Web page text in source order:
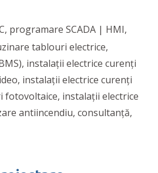
programare SCADA | HMI,
tablouri electrice,
instalaţii electrice curenţi
instalaţii electrice curenţi
instalaţii electrice
antiincendiu, consultanţă,